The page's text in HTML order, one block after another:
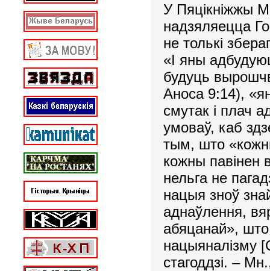
У Пяцiкнiжжы
надзяляецца
не толькi
«І яны
будуць
Аноса 9:14),
смутак i плач
умоваў, каб
тым, што
кожны павiнен
нельга не
нацыя зноў
аднаўлення,
абяцанай»,
нацыяналiзму
стагоддзі. –